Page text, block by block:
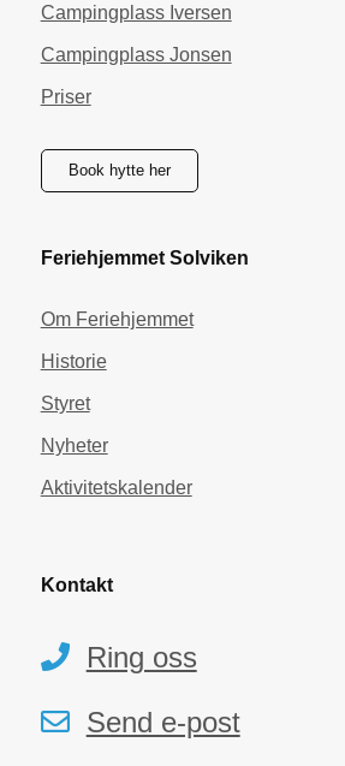
Campingplass Iversen
Campingplass Jonsen
Priser
Book hytte her
Feriehjemmet Solviken
Om Feriehjemmet
Historie
Styret
Nyheter
Aktivitetskalender
Kontakt
Ring oss
Send e-post